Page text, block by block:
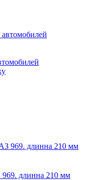
длинна 210 мм